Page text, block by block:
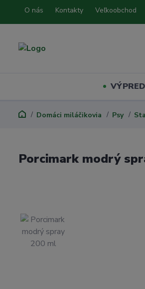
O nás Kontakty Veľkoobchod
Domáci miláčikovia Psy
Porcimark modrý